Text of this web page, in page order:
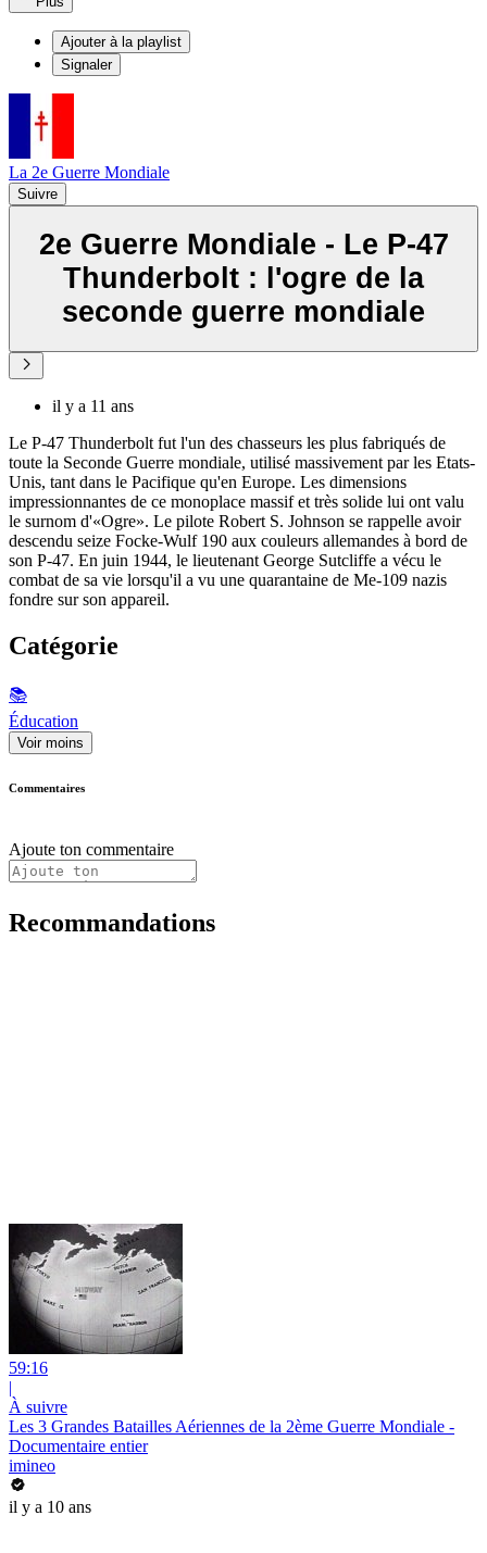
Ajouter à la playlist
Signaler
La 2e Guerre Mondiale
Suivre
2e Guerre Mondiale - Le P-47
Thunderbolt : l'ogre de la
seconde guerre mondiale
il y a 11 ans
Le P-47 Thunderbolt fut l'un des chasseurs les plus fabriqués de
toute la Seconde Guerre mondiale, utilisé massivement par les Etats-
Unis, tant dans le Pacifique qu'en Europe. Les dimensions
impressionnantes de ce monoplace massif et très solide lui ont valu
le surnom d'«Ogre». Le pilote Robert S. Johnson se rappelle avoir
descendu seize Focke-Wulf 190 aux couleurs allemandes à bord de
son P-47. En juin 1944, le lieutenant George Sutcliffe a vécu le
combat de sa vie lorsqu'il a vu une quarantaine de Me-109 nazis
fondre sur son appareil.
Catégorie
📚
Éducation
Voir moins
Commentaires
Ajoute ton commentaire
Recommandations
59:16
|
À suivre
Les 3 Grandes Batailles Aériennes de la 2ème Guerre Mondiale -
Documentaire entier
imineo
il y a 10 ans